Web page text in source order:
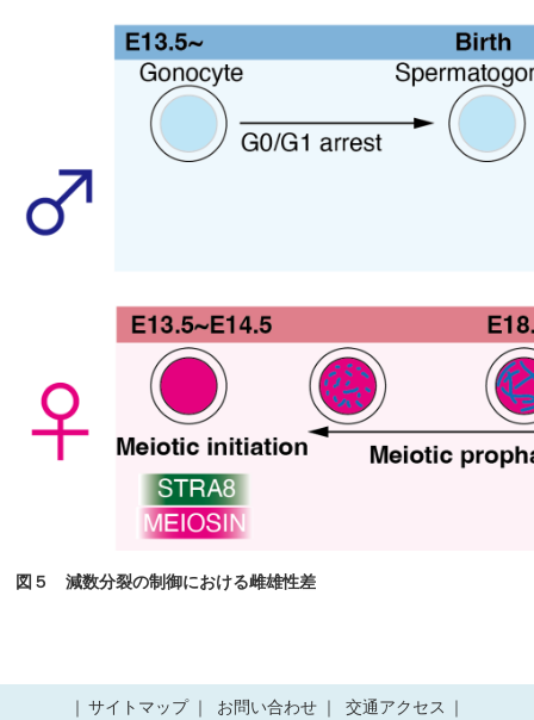
図５ 減数分裂の制御における雌雄性差
サイトマップ お問い合わせ 交通アクセス